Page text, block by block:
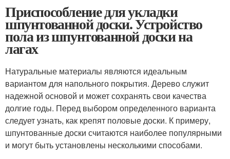
Приспособление для укладки
шпунтованной доски. Устройство
пола из шпунтованной доски на
лагах
Натуральные материалы являются идеальным
вариантом для напольного покрытия. Дерево служит
надежной основой и может сохранять свои качества
долгие годы. Перед выбором определенного варианта
следует узнать, как крепят половые доски. К примеру,
шпунтованные доски считаются наиболее популярными
и могут быть установлены несколькими способами.